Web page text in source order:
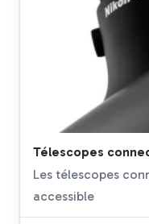
Télescopes
Les télescopes
accessible